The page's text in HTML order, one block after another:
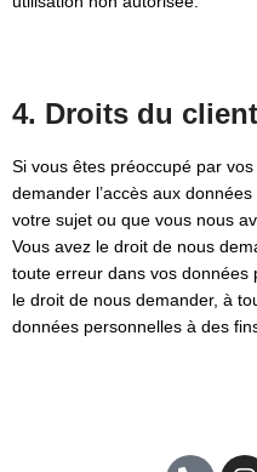
4. Droits du client
Si vous êtes préoccupé par
demander l’accès aux
votre sujet ou que vous nous
Vous avez le droit de nous
toute erreur dans vos données
le droit de nous demander, à
données personnelles à des